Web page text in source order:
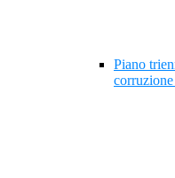
Piano
corruzione